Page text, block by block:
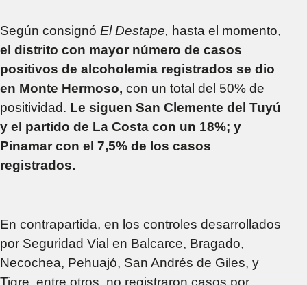
Según consignó El Destape, hasta el momento,
el distrito con mayor número de casos
positivos de alcoholemia registrados se dio
en Monte Hermoso, con un total del 50% de
positividad. Le siguen San Clemente del Tuyú
y el partido de La Costa con un 18%; y
Pinamar con el 7,5% de los casos
registrados.
En contrapartida, en los controles desarrollados
por Seguridad Vial en Balcarce, Bragado,
Necochea, Pehuajó, San Andrés de Giles, y
Tigre, entre otros, no registraron casos por